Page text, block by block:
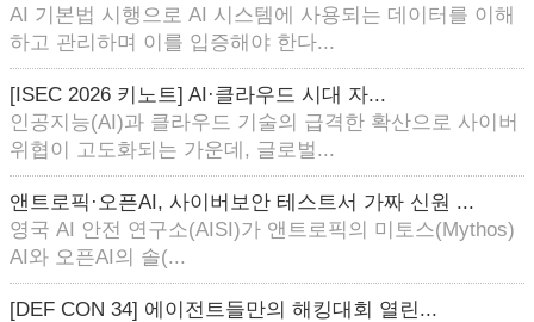
AI 기본법 시행으로 AI 시스템에 사용되는 데이터를 이해
하고 관리하며 이를 입증해야 한다...
[ISEC 2026 키노트] AI·클라우드 시대 자...
인공지능(AI)과 클라우드 기술의 급격한 확산으로 사이버
위협이 고도화되는 가운데, 글로벌...
앤트로픽·오픈AI, 사이버보안 테스트서 가짜 신원 ...
영국 AI 안전 연구소(AISI)가 앤트로픽의 미토스(Mythos)
AI와 오픈AI의 솔(...
[DEF CON 34] 에이전트들만의 해킹대회 열린...